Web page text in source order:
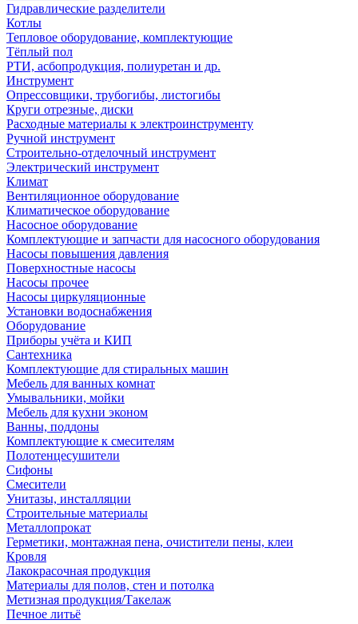
Гидравлические разделители
Котлы
Тепловое оборудование, комплектующие
Тёплый пол
РТИ, асбопродукция, полиуретан и др.
Инструмент
Опрессовщики, трубогибы, листогибы
Круги отрезные, диски
Расходные материалы к электроинструменту
Ручной инструмент
Строительно-отделочный инструмент
Электрический инструмент
Климат
Вентиляционное оборудование
Климатическое оборудование
Насосное оборудование
Комплектующие и запчасти для насосного оборудования
Насосы повышения давления
Поверхностные насосы
Насосы прочее
Насосы циркуляционные
Установки водоснабжения
Оборудование
Приборы учёта и КИП
Сантехника
Комплектующие для стиральных машин
Мебель для ванных комнат
Умывальники, мойки
Мебель для кухни эконом
Ванны, поддоны
Комплектующие к смесителям
Полотенцесушители
Сифоны
Смесители
Унитазы, инсталляции
Строительные материалы
Металлопрокат
Герметики, монтажная пена, очистители пены, клеи
Кровля
Лакокрасочная продукция
Материалы для полов, стен и потолка
Метизная продукция/Такелаж
Печное литьё